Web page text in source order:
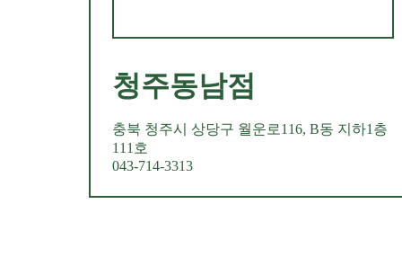
청주동남점
충북 청주시 상당구 월운로116, B동 지하1층
111호
043-714-3313